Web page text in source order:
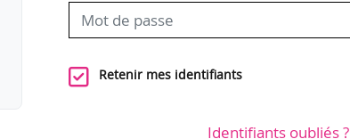
Retenir mes identifiants
Identifiants oubliés ?